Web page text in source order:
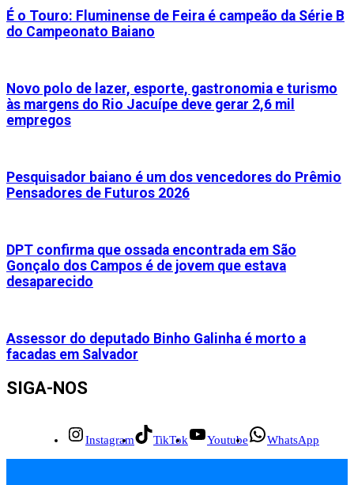
É o Touro: Fluminense de Feira é campeão da Série B
do Campeonato Baiano
Novo polo de lazer, esporte, gastronomia e turismo
às margens do Rio Jacuípe deve gerar 2,6 mil
empregos
Pesquisador baiano é um dos vencedores do Prêmio
Pensadores de Futuros 2026
DPT confirma que ossada encontrada em São
Gonçalo dos Campos é de jovem que estava
desaparecido
Assessor do deputado Binho Galinha é morto a
facadas em Salvador
SIGA-NOS
Instagram TikTok Youtube WhatsApp